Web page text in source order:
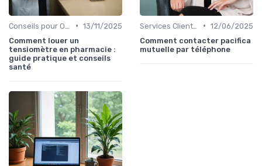
• 13/11/2025
Comment louer un
tensiomètre en pharmacie :
guide pratique et conseils
santé
• 12/06/2025
Comment contacter pacifica
mutuelle par téléphone